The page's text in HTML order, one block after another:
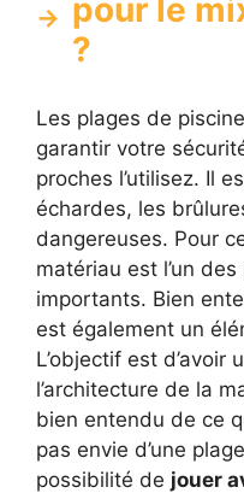
pour le
?
Les plages de
garantir votre
proches l’utilisez. Il
échardes, les
dangereuses. Pour
matériau est l’un
importants. Bien
est également un
L’objectif est d’avoir
l’architecture de la
bien entendu de ce
pas envie d’une
possibilité de jouer